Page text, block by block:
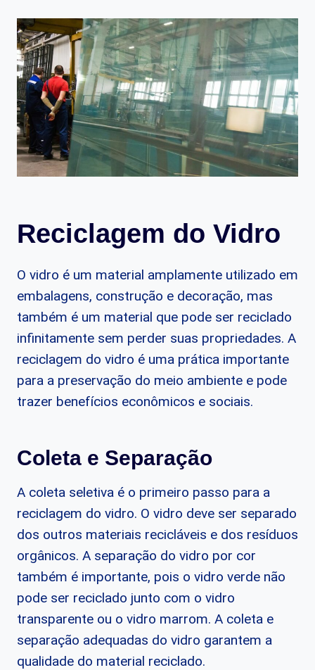
Reciclagem do Vidro
O vidro é um material amplamente utilizado em
embalagens, construção e decoração, mas
também é um material que pode ser reciclado
infinitamente sem perder suas propriedades. A
reciclagem do vidro é uma prática importante
para a preservação do meio ambiente e pode
trazer benefícios econômicos e sociais.
Coleta e Separação
A coleta seletiva é o primeiro passo para a
reciclagem do vidro. O vidro deve ser separado
dos outros materiais recicláveis e dos resíduos
orgânicos. A separação do vidro por cor
também é importante, pois o vidro verde não
pode ser reciclado junto com o vidro
transparente ou o vidro marrom. A coleta e
separação adequadas do vidro garantem a
qualidade do material reciclado.